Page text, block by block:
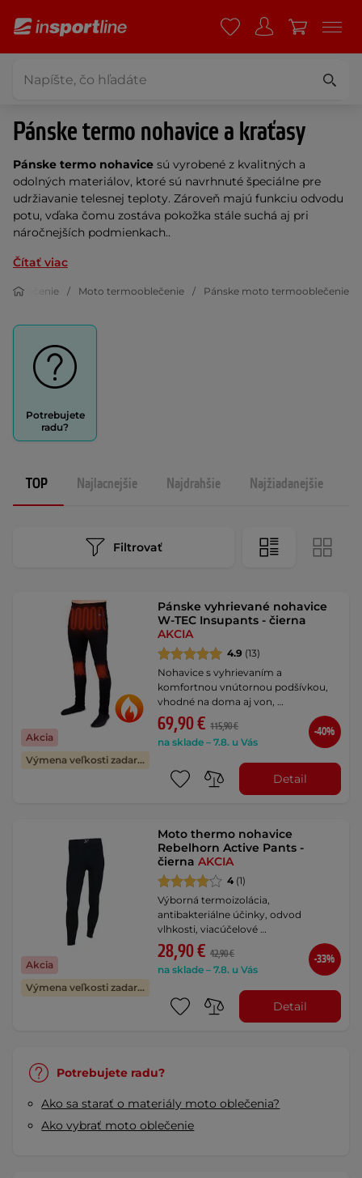
Pánske termo nohavice a kraťasy
Pánske termo nohavice sú vyrobené z kvalitných a
odolných materiálov, ktoré sú navrhnuté špeciálne pre
udržiavanie telesnej teploty. Zároveň majú funkciu odvodu
potu, vďaka čomu zostáva pokožka stále suchá aj pri
náročnejších podmienkach..
Čítať viac
oblečenie Moto termooblečenie Pánske moto termooblečenie
Potrebujete
radu?
TOP Najlacnejšie Najdrahšie Najžiadanejšie
Filtrovať
Akcia
Výmena veľkosti zadarmo
Pánske vyhrievané nohavice
W-TEC Insupants - čierna
AKCIA
4.9 (13)
Nohavice s vyhrievaním a
komfortnou vnútornou podšívkou,
vhodné na doma aj von, …
69,90 € 115,90 €
na sklade – 7.8. u Vás
-40%
Detail
Akcia
Výmena veľkosti zadarmo
Moto thermo nohavice
Rebelhorn Active Pants -
čiernaAKCIA
4 (1)
Výborná termoizolácia,
antibakteriálne účinky, odvod
vlhkosti, viacúčelové …
28,90 € 42,90 €
na sklade – 7.8. u Vás
-33%
Detail
Potrebujete radu?
Ako sa starať o materiály moto oblečenia?
Ako vybrať moto oblečenie